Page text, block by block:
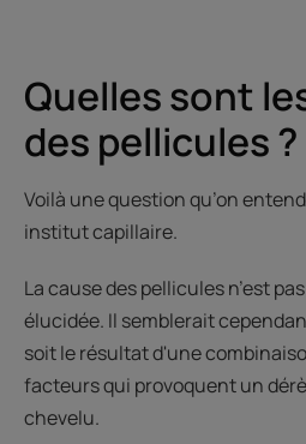
Quelles sont
des pellicules ?
Voilà une question qu’on
institut capillaire.
La cause des pellicules n’est
élucidée. Il semblerait
soit le résultat d'une
facteurs qui provoquent un
chevelu.